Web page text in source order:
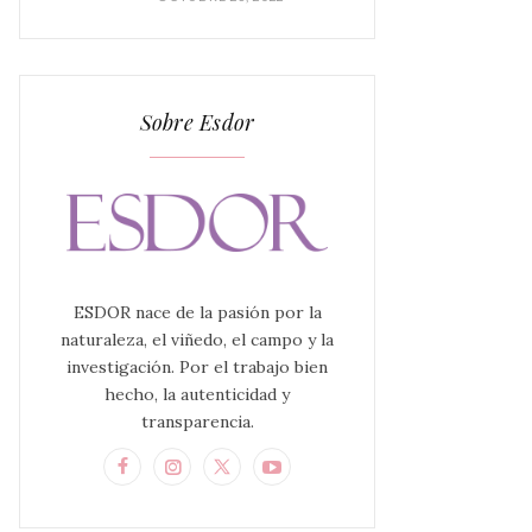
Sobre Esdor
ESDOR nace de la pasión por la
naturaleza, el viñedo, el campo y la
investigación. Por el trabajo bien
hecho, la autenticidad y
transparencia.